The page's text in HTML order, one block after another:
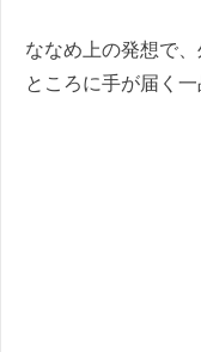
ななめ上の発想で
ところに手が届く一